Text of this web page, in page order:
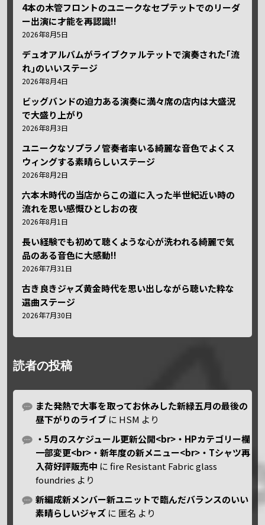
4本の木管フロントのユニークなセプテットでのリーダ
ー出演に才能を再認識!!
2026年8月5日
デュオアルバムがライブクァルテットで演奏された｢流
れ｣のいいステージ
2026年8月4日
ビッグバンドの迫力ある演奏に満々席の店内は大盛況
で大盛り上がり
2026年8月3日
ユニークなソプラノ管奏者率いる綺麗な音色でよくス
ウィングする素晴らしいステージ
2026年8月2日
六本木時代の当店からこの道に入った半世紀近い時の
流れを思い感慨ひとしおの夜
2026年8月1日
長い経験でも初めて聴くような心が洗われる綺麗で気
品のある音色に大感動!!
2026年7月31日
古き良きジャズ黄金時代を思い出しながら聴いた粋な
選曲ステージ
2026年7月30日
読者の投稿
また発熱で大事を取ってお休みした新緑五月の最後の
昼下がりのライブ に HSM より
・5月のスケジュール更新公開<br>・HPカテゴリー欄
一部変更<br>・新年度の新メニュー<br>・Tシャツ再
入荷好評販売中 にfire Resistant Fabric glass
foundries より
新編成新メンバー新ユニットで臨んだバランスのいい
素晴らしいジャズ に 匿名 より